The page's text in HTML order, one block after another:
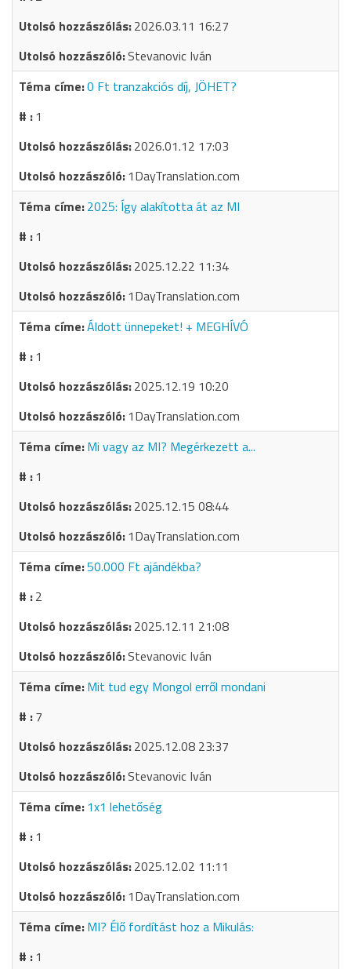
2026.03.11 16:27
Stevanovic Iván
0 Ft tranzakciós díj, JÖHET?
1
2026.01.12 17:03
1DayTranslation.com
2025: Így alakította át az MI
1
2025.12.22 11:34
1DayTranslation.com
Áldott ünnepeket! + MEGHÍVÓ
1
2025.12.19 10:20
1DayTranslation.com
Mi vagy az MI? Megérkezett a...
1
2025.12.15 08:44
1DayTranslation.com
50.000 Ft ajándékba?
2
2025.12.11 21:08
Stevanovic Iván
Mit tud egy Mongol erről mondani
7
2025.12.08 23:37
Stevanovic Iván
1x1 lehetőség
1
2025.12.02 11:11
1DayTranslation.com
MI? Élő fordítást hoz a Mikulás:
1